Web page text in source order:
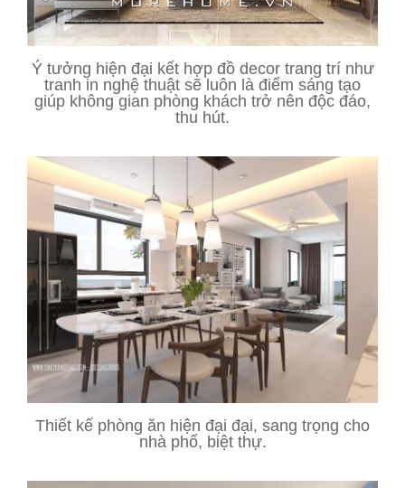
Ý tưởng hiện đại kết hợp đồ decor trang trí như
tranh in nghệ thuật sẽ luôn là điểm sáng tạo
giúp không gian phòng khách trở nên độc đáo,
thu hút.
Thiết kế phòng ăn hiện đại đại, sang trọng cho
nhà phố, biệt thự.